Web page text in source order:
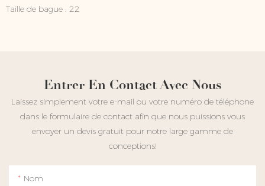
Taille de bague : 22
Entrer En Contact Avec Nous
Laissez simplement votre e-mail ou votre numéro de téléphone
dans le formulaire de contact afin que nous puissions vous
envoyer un devis gratuit pour notre large gamme de
conceptions!
Nom